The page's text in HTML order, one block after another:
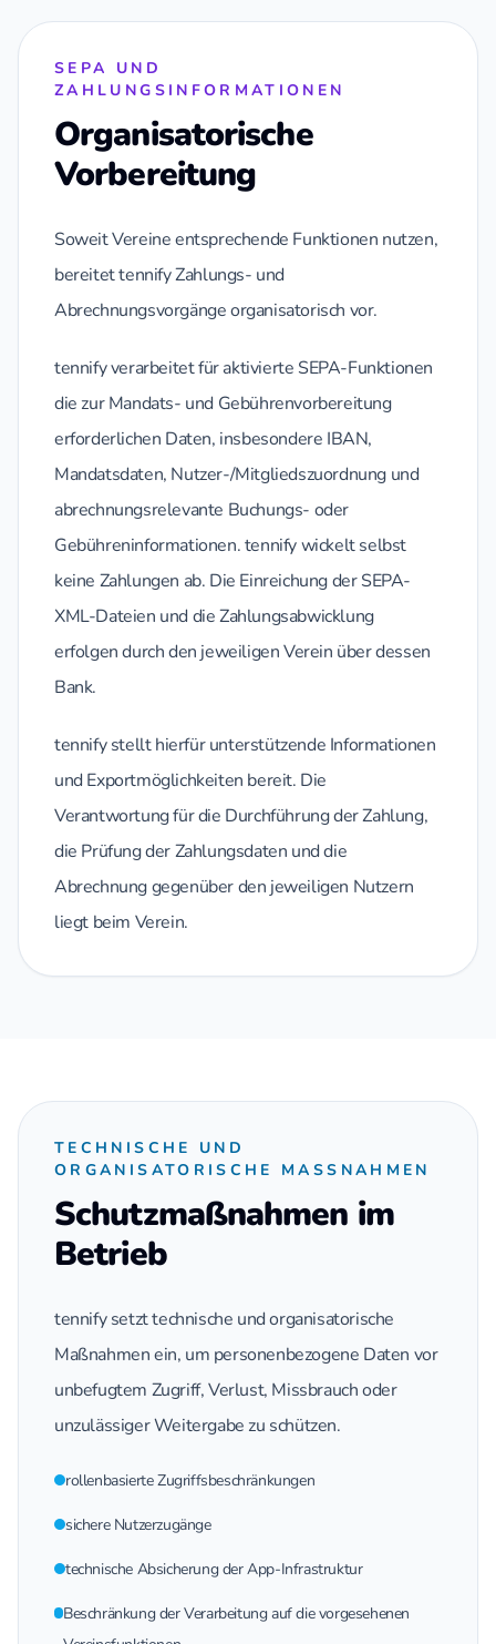
SEPA UND
ZAHLUNGSINFORMATIONEN
Organisatorische
Vorbereitung
Soweit Vereine entsprechende Funktionen nutzen,
bereitet tennify Zahlungs- und
Abrechnungsvorgänge organisatorisch vor.
tennify verarbeitet für aktivierte SEPA-Funktionen
die zur Mandats- und Gebührenvorbereitung
erforderlichen Daten, insbesondere IBAN,
Mandatsdaten, Nutzer-/Mitgliedszuordnung und
abrechnungsrelevante Buchungs- oder
Gebühreninformationen. tennify wickelt selbst
keine Zahlungen ab. Die Einreichung der SEPA-
XML-Dateien und die Zahlungsabwicklung
erfolgen durch den jeweiligen Verein über dessen
Bank.
tennify stellt hierfür unterstützende Informationen
und Exportmöglichkeiten bereit. Die
Verantwortung für die Durchführung der Zahlung,
die Prüfung der Zahlungsdaten und die
Abrechnung gegenüber den jeweiligen Nutzern
liegt beim Verein.
TECHNISCHE UND
ORGANISATORISCHE MASSNAHMEN
Schutzmaßnahmen im
Betrieb
tennify setzt technische und organisatorische
Maßnahmen ein, um personenbezogene Daten vor
unbefugtem Zugriff, Verlust, Missbrauch oder
unzulässiger Weitergabe zu schützen.
rollenbasierte Zugriffsbeschränkungen
sichere Nutzerzugänge
technische Absicherung der App-Infrastruktur
Beschränkung der Verarbeitung auf die vorgesehenen